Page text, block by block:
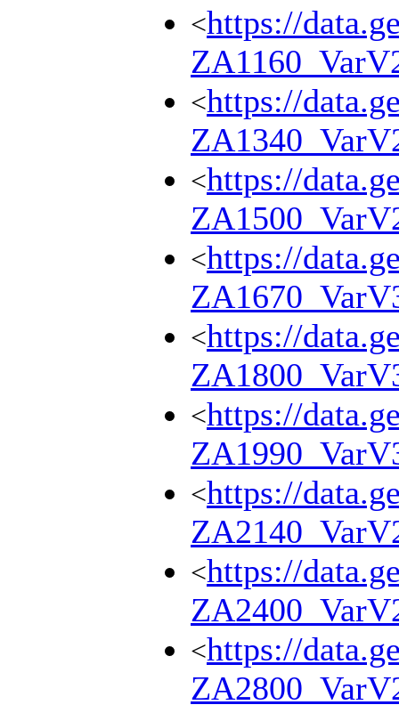
<https://
<https://
<https://
<https://
<https://
<https://
<https://
<https://
<https://